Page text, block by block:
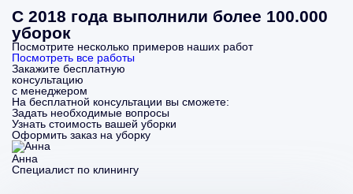
С 2018 года выполнили более 100.000
уборок
Посмотрите несколько примеров наших работ
Посмотреть все работы
Закажите бесплатную
консультацию
с менеджером
На бесплатной консультации вы сможете:
Задать необходимые вопросы
Узнать стоимость вашей уборки
Оформить заказ на уборку
Анна
Специалист по клинингу